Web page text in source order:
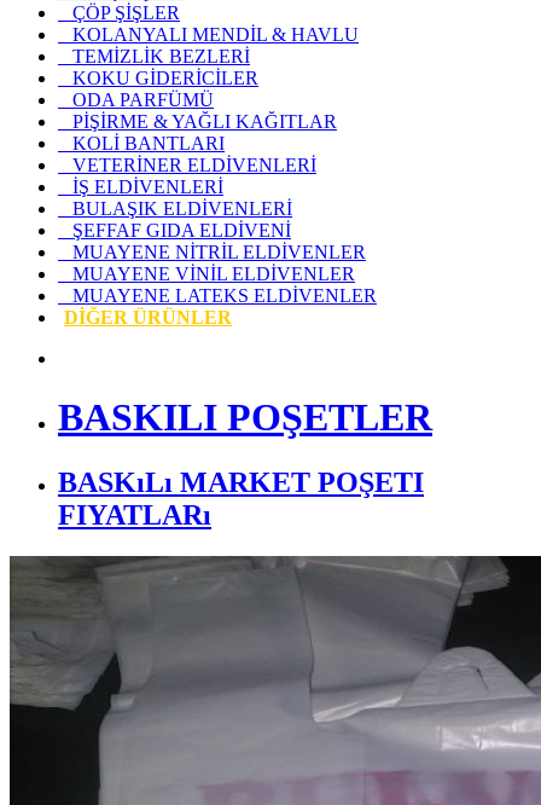
ÇÖP ŞİŞLER
KOLANYALI MENDİL & HAVLU
TEMİZLİK BEZLERİ
KOKU GİDERİCİLER
ODA PARFÜMÜ
PİŞİRME & YAĞLI KAĞITLAR
KOLİ BANTLARI
VETERİNER ELDİVENLERİ
İŞ ELDİVENLERİ
BULAŞIK ELDİVENLERİ
ŞEFFAF GIDA ELDİVENİ
MUAYENE NİTRİL ELDİVENLER
MUAYENE VİNİL ELDİVENLER
MUAYENE LATEKS ELDİVENLER
DİĞER ÜRÜNLER
BASKILI POŞETLER
BASKıLı MARKET POŞETI
FIYATLARı